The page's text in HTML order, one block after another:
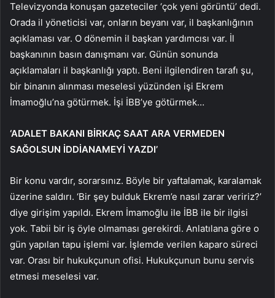
Televizyonda konuşan gazeteciler ‘çok yeni görüntü’ dedi.
Orada il yöneticisi var, onların beyanı var, il başkanlığının
açıklaması var. O dönemin il başkan yardımcısı var. İl
başkanının basın danışmanı var. Günün sonunda
açıklamaları il başkanlığı yaptı. Beni ilgilendiren tarafı şu,
bir binanın alınması meselesi yüzünden işi Ekrem
İmamoğlu’na götürmek. İşi İBB’ye götürmek…
‘ADALET BAKANI BİRKAÇ SAAT ARA VERMEDEN
SAĞOLSUN İDDİANAMEYİ YAZDI’
Bir konu vardır, sorarsınız. Böyle bir yaftalamak, karalamak
üzerine saldırı. ‘Bir şey bulduk Ekrem’e nasıl zarar veririz?’
diye girişim yapıldı. Ekrem İmamoğlu ile İBB ile bir ilgisi
yok. Tabii bir iş öyle olmaması gerekirdi. Anlatılana göre o
gün yapılan tapu işlemi var. İşlemde verilen kaparo süreci
var. Orası bir hukukçunun ofisi. Hukukçunun bunu servis
etmesi meselesi var.